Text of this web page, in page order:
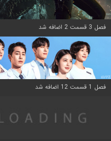
فصل 3 قسمت 2 اضافه شد
فصل 1 قسمت 12 اضافه شد